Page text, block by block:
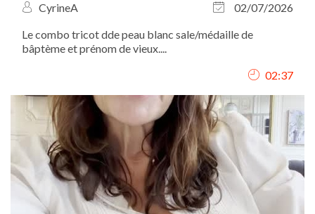
CyrineA
02/07/2026
Le combo tricot dde peau blanc sale/médaille de
bâptème et prénom de vieux....
02:37